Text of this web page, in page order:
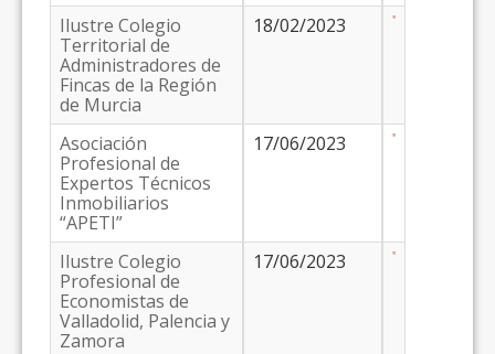
Ilustre Colegio
Territorial de
Administradores de
Fincas de la Región
de Murcia
18/02/2023
Asociación
Profesional de
Expertos Técnicos
Inmobiliarios
“APETI”
17/06/2023
Ilustre Colegio
Profesional de
Economistas de
Valladolid, Palencia y
Zamora
17/06/2023